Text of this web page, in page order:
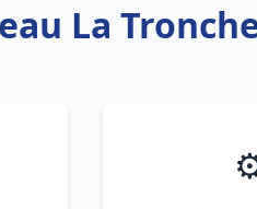
La